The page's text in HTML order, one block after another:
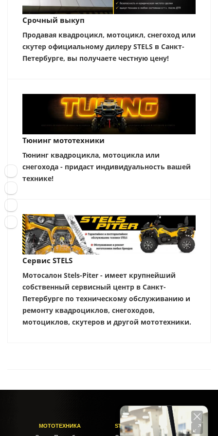
Срочный выкуп
Продавая квадроцикл, мотоцикл, снегоход или
скутер официальному дилеру STELS в Санкт-
Петербурге, вы получаете честную цену!
Тюнинг мототехники
Тюнинг квадроцикла, мотоцикла или
снегохода - придаст индивидуальность вашей
технике!
Сервис STELS
Мотосалон Stels-Piter - имеет крупнейший
собственный сервисный центр в Санкт-
Петербурге по техническому обслуживанию и
ремонту квадроциклов, снегоходов,
мотоциклов, скутеров и другой мототехники.
МОТОТЕХНИКА STELS-PITER СОФИЙСКАЯ